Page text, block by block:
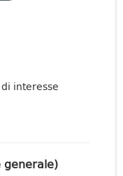
interesse
generale)